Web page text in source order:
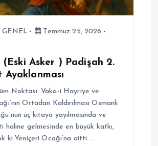
GENEL
Temmuz 25, 2026
(Eski Asker ) Padişah 2.
Ayaklanması
Noktası: Vaka-i Hayriye ve
Ortadan Kaldırılması Osmanlı
üç kıtaya yayılmasında ve
haline gelmesinde en büyük katkı,
ki Yeniçeri Ocağı’na aitti.…